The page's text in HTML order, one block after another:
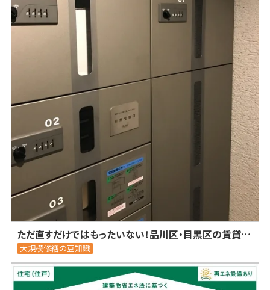
ただ直すだけではもったいない！品川区・目黒区の賃貸マンションで家賃を下落させない「バリューアップ修繕」とは？
大規模修繕の豆知識